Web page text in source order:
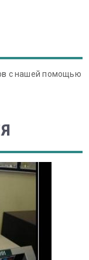
с нашей помощью